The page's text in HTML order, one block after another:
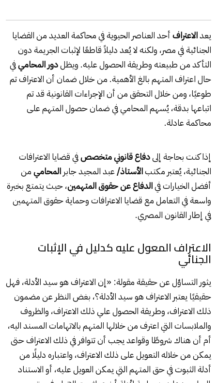
يعدالاعترافأحد العناصر الحيوية في محاكمة العديد من القضايا
الجنائية في مصر، ولكنه لا يُعد دليلاً قاطعًا لإثبات الجريمة دون
التأكد من طبيعته وطريقة الحصول عليه. ويظلدور المحاميفي
حال اعتراف المتهم بالغ الأهمية. من خلال ضمان أن الاعتراف تم
طوعيًا، ومن خلال التحقق من أن الإجراءات القانونية قد تم
اتباعها بدقة، يُسهم المحامي في ضمان حصول المتهم على
محاكمة عادلة.
إذا كنت بحاجة إلىدفاع قانوني متخصصفي قضايا الاعترافات
الجنائية، يُعتبر مكتبالأستاذ/عبد المجيد جابر المحاميمن
أفضل الخيارات فيالدفاع عن حقوق المتهمين، حيث يتمتع بخبرة
واسعة في التعامل مع قضايا الاعترافات وحماية حقوق المتهمين
في إطار القانون المصري.
الاعتراف المعول عليه كدليل في الإثبات
الجنائي
يثور التساؤل عن حقيقة مقولة: «إن الاعتراف هو سيد الأدلة، فهل
حقيقيًا يعتبر الاعتراف هو سيد الأدلة؟، بغض النظر عن مضمون
ذلك الاعتراف، وطريقة الحصول علي ذلك الاعتراف، والظروف
والملابسات التي اعترف من خلالها المتهم بالاتهامات المسند اليه،
أم أن هناك شروطًا وقواعد يجب أن تتوافر في ذلك الاعتراف حتى
يمكن من خلاله التعويل على ذلك الاعتراف، واعتباره دليلًا من
أدلة الثبوت في حق المتهم التي يمكن العويل عليه، أو الاستناد